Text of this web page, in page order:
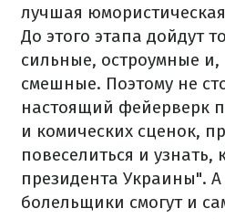
лучшая
До этого этапа дойдут
сильные, остроумные
смешные. Поэтому не
настоящий фейерверк
и комических сценок,
повеселиться и узнать,
президента Украины".
болельщики смогут и